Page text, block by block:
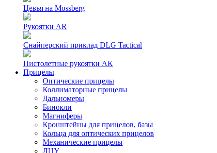
Цевья на Mossberg
Рукоятки AR
Снайперский приклад DLG Tactical
Пистолетные рукоятки АК
Прицелы
Оптические прицелы
Коллиматорные прицелы
Дальномеры
Бинокли
Магниферы
Кронштейны для прицелов, базы
Кольца для оптических прицелов
Механические прицелы
ЛЦУ